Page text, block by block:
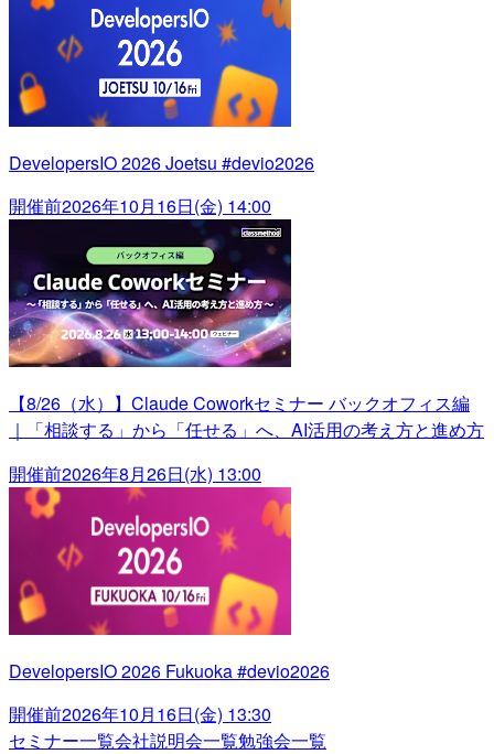
DevelopersIO 2026 Joetsu #devio2026
開催前2026年10月16日(金) 14:00
【8/26（水）】Claude Coworkセミナー バックオフィス編
｜「相談する」から「任せる」へ、AI活用の考え方と進め方
開催前2026年8月26日(水) 13:00
DevelopersIO 2026 Fukuoka #devio2026
開催前2026年10月16日(金) 13:30
セミナー一覧会社説明会一覧勉強会一覧